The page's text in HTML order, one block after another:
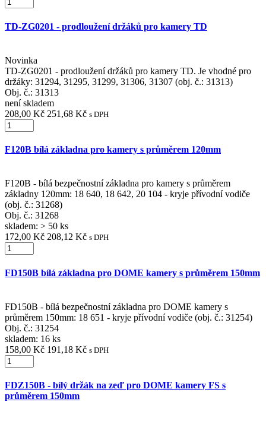
TD-ZG0201 - prodloužení držáků pro kamery TD
Novinka
TD-ZG0201 - prodloužení držáků pro kamery TD. Je vhodné pro
držáky: 31294, 31295, 31299, 31306, 31307 (obj. č.: 31313)
Obj. č.: 31313
není skladem
208,00 Kč 251,68 Kč s DPH
F120B bílá základna pro kamery s průměrem 120mm
F120B - bílá bezpečnostní základna pro kamery s průměrem
základny 120mm: 18 640, 18 642, 20 104 - kryje přívodní vodiče
(obj. č.: 31268)
Obj. č.: 31268
skladem: > 50 ks
172,00 Kč 208,12 Kč s DPH
FD150B bílá základna pro DOME kamery s průměrem 150mm
FD150B - bílá bezpečnostní základna pro DOME kamery s
průměrem 150mm: 18 651 - kryje přívodní vodiče (obj. č.: 31254)
Obj. č.: 31254
skladem: 16 ks
158,00 Kč 191,18 Kč s DPH
FDZ150B - bílý držák na zeď pro DOME kamery FS s
průměrem 150mm